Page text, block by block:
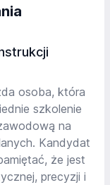
osoba, która
szkolenie
na
Kandydat
że jest
precyzji i